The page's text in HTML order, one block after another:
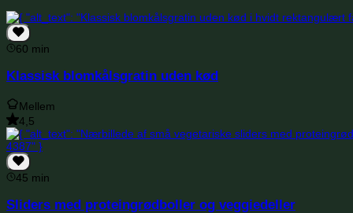
60 min
Klassisk blomkålsgratin uden kød
Mellem
4,5
45 min
Sliders med proteingrødboller og veggiedeller